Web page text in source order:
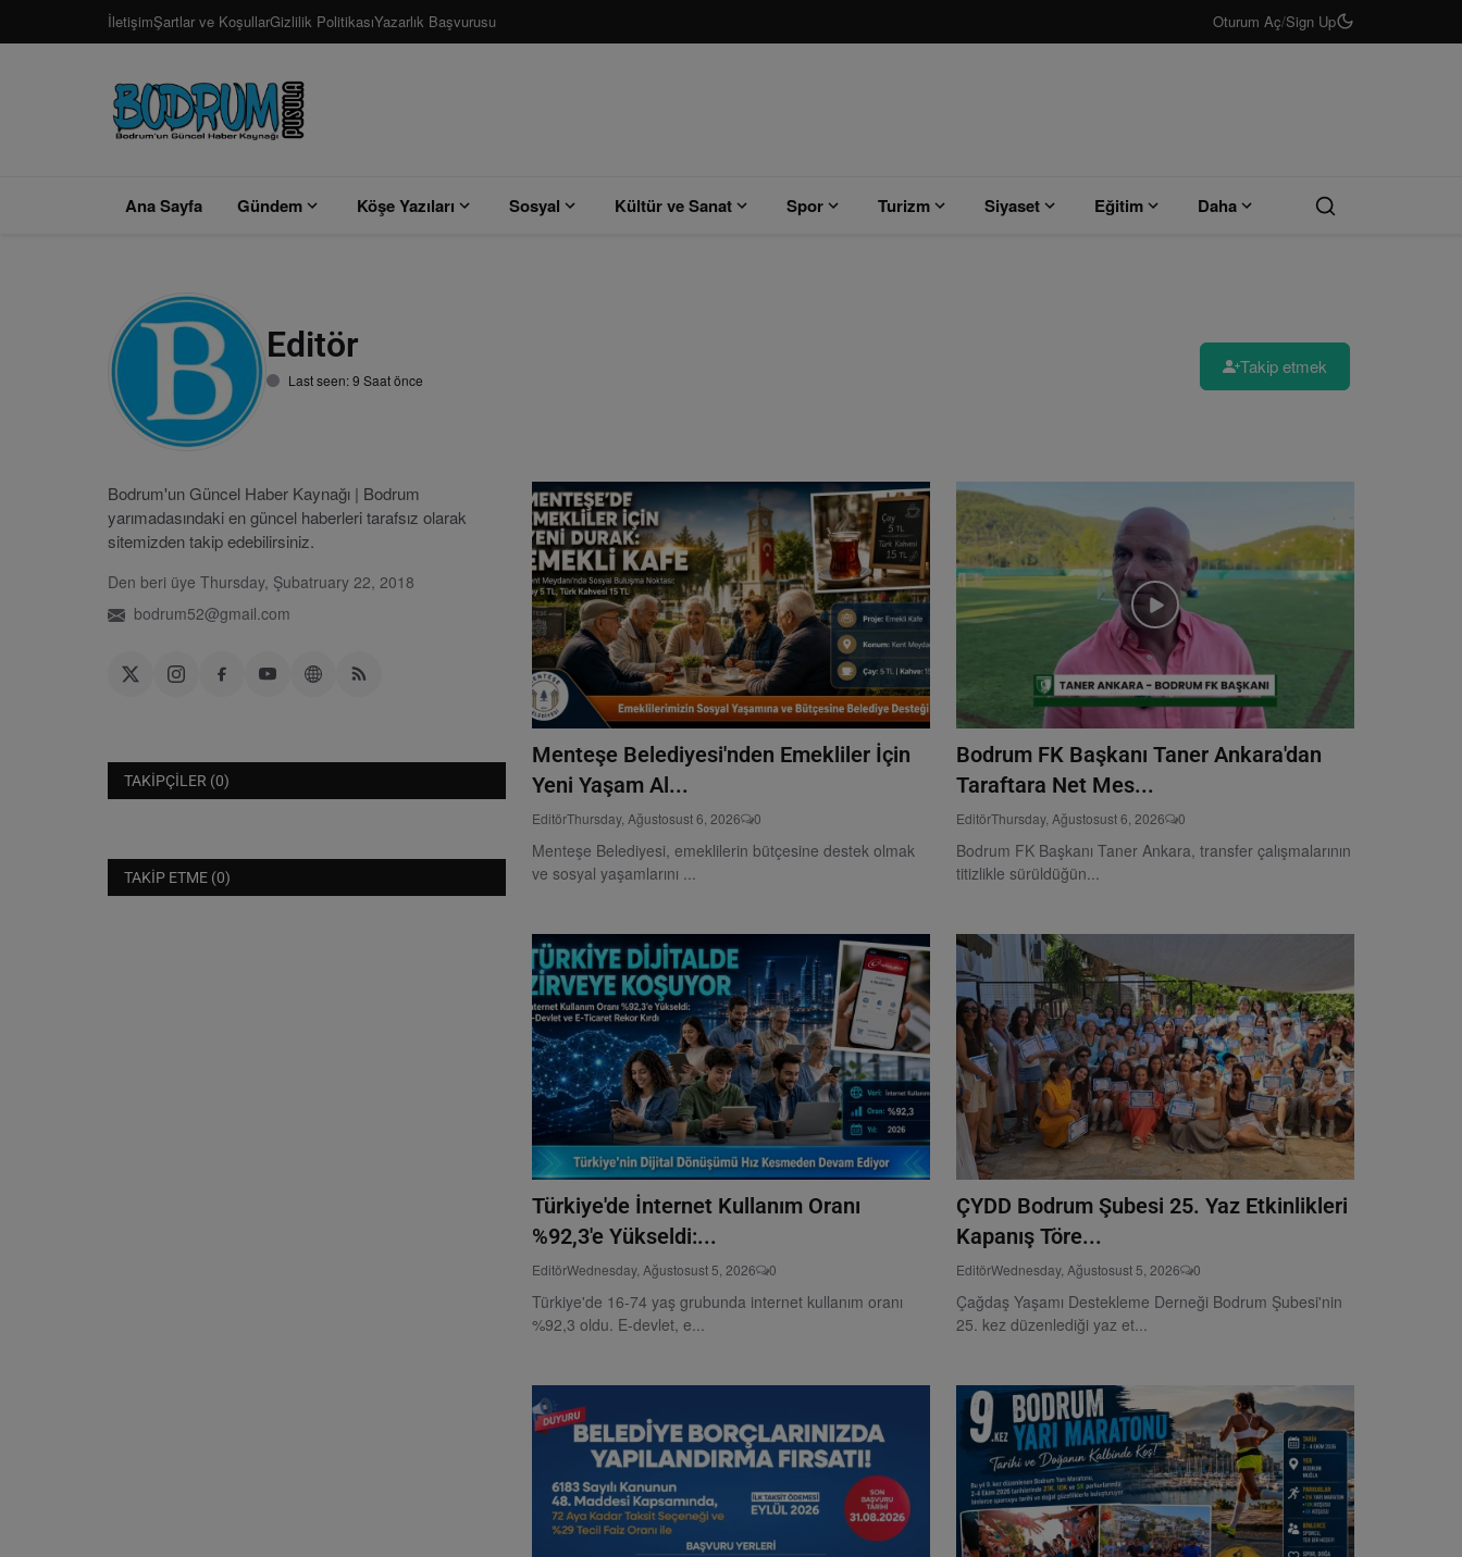
İletişimŞartlar ve KoşullarGizlilik PolitikasıYazarlık Başvurusu Oturum Aç/Sign Up
Ana Sayfa Gündem Köşe Yazıları Sosyal Kültür ve Sanat Spor Turizm Siyaset Eğitim Daha
Editör
Last seen: 9 Saat önce
Takip etmek
Bodrum'un Güncel Haber Kaynağı | Bodrum
yarımadasındaki en güncel haberleri tarafsız olarak
sitemizden takip edebilirsiniz.
Den beri üye Thursday, Şubatruary 22, 2018
bodrum52@gmail.com
TAKIPÇILER (0)
TAKIP ETME (0)
Menteşe Belediyesi'nden Emekliler İçin
Yeni Yaşam Al...
EditörThursday, Ağustosust 6, 2026 0
Menteşe Belediyesi, emeklilerin bütçesine destek olmak
ve sosyal yaşamlarını ...
Bodrum FK Başkanı Taner Ankara'dan
Taraftara Net Mes...
EditörThursday, Ağustosust 6, 2026 0
Bodrum FK Başkanı Taner Ankara, transfer çalışmalarının
titizlikle sürüldüğün...
Türkiye'de İnternet Kullanım Oranı
%92,3'e Yükseldi:...
EditörWednesday, Ağustosust 5, 2026 0
Türkiye'de 16-74 yaş grubunda internet kullanım oranı
%92,3 oldu. E-devlet, e...
ÇYDD Bodrum Şubesi 25. Yaz Etkinlikleri
Kapanış Töre...
EditörWednesday, Ağustosust 5, 2026 0
Çağdaş Yaşamı Destekleme Derneği Bodrum Şubesi'nin
25. kez düzenlediği yaz et...